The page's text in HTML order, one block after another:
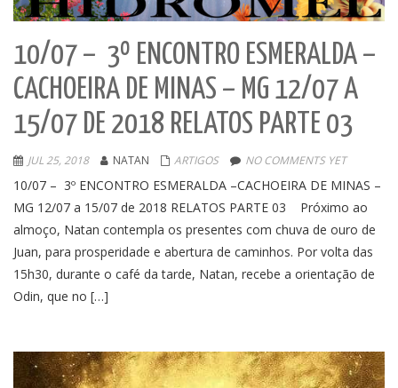
10/07 – 3º ENCONTRO ESMERALDA –
CACHOEIRA DE MINAS – MG 12/07 A
15/07 DE 2018 RELATOS PARTE 03
JUL 25, 2018 NATAN ARTIGOS NO COMMENTS YET
10/07 – 3º ENCONTRO ESMERALDA –CACHOEIRA DE MINAS –
MG 12/07 a 15/07 de 2018 RELATOS PARTE 03 Próximo ao
almoço, Natan contempla os presentes com chuva de ouro de
Juan, para prosperidade e abertura de caminhos. Por volta das
15h30, durante o café da tarde, Natan, recebe a orientação de
Odin, que no […]